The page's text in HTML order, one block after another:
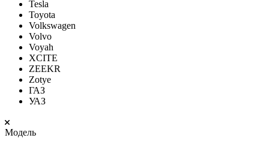
Tesla
Toyota
Volkswagen
Volvo
Voyah
XCITE
ZEEKR
Zotye
ГАЗ
УАЗ
Модель